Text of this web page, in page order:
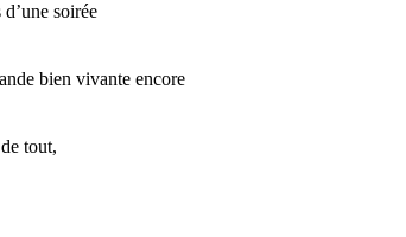
soirée
bien vivante encore
tout,